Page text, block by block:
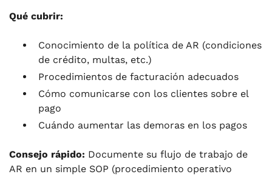
Qué cubrir:
Conocimiento de la política de AR (condiciones
de crédito, multas, etc.)
Procedimientos de facturación adecuados
Cómo comunicarse con los clientes sobre el
pago
Cuándo aumentar las demoras en los pagos
Consejo rápido: Documente su flujo de trabajo de
AR en un simple SOP (procedimiento operativo